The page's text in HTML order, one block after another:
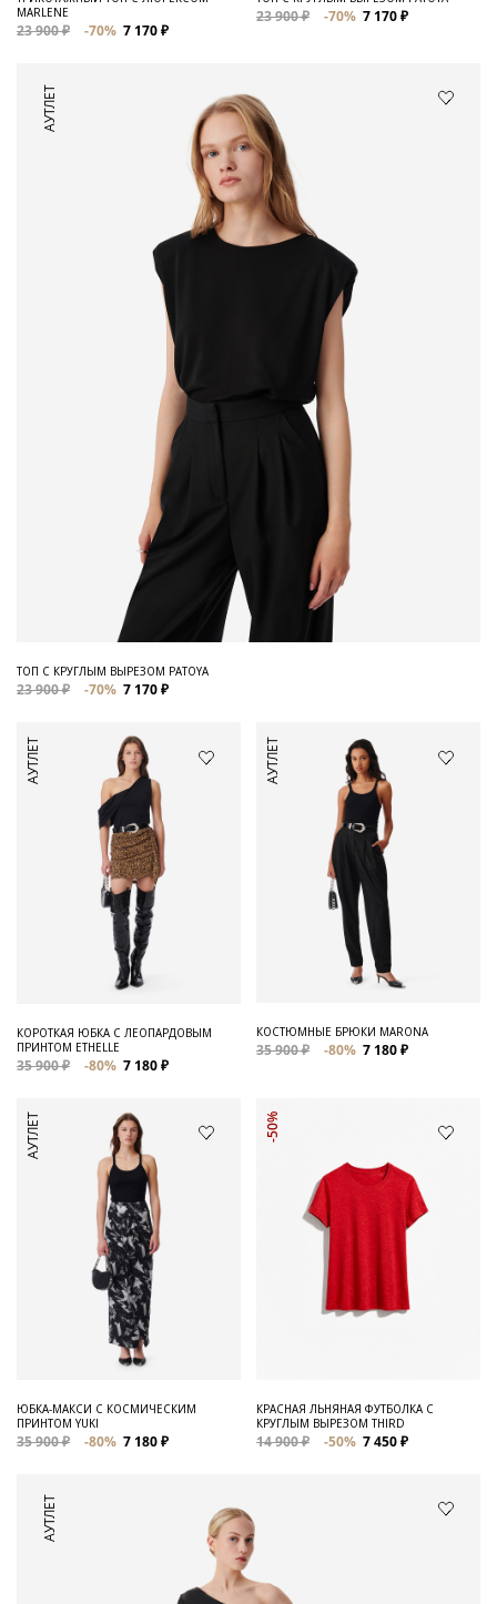
MARLENE
23 900 ₽ -70% 7 170 ₽
23 900 ₽ -70% 7 170 ₽
АУТЛЕТ
ТОП С КРУГЛЫМ ВЫРЕЗОМ PATOYA
23 900 ₽ -70% 7 170 ₽
АУТЛЕТ
КОРОТКАЯ ЮБКА С ЛЕОПАРДОВЫМ
ПРИНТОМ ETHELLE
35 900 ₽ -80% 7 180 ₽
АУТЛЕТ
КОСТЮМНЫЕ БРЮКИ MARONA
35 900 ₽ -80% 7 180 ₽
АУТЛЕТ
ЮБКА-МАКСИ С КОСМИЧЕСКИМ
ПРИНТОМ YUKI
35 900 ₽ -80% 7 180 ₽
-50%
КРАСНАЯ ЛЬНЯНАЯ ФУТБОЛКА С
КРУГЛЫМ ВЫРЕЗОМ THIRD
14 900 ₽ -50% 7 450 ₽
АУТЛЕТ